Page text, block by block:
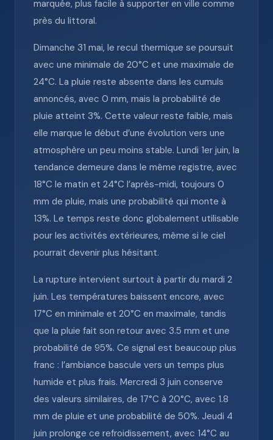
marquée, plus facile à supporter en ville comme
près du littoral.
Dimanche 31 mai, le recul thermique se poursuit
avec une minimale de 20°C et une maximale de
24°C. La pluie reste absente dans les cumuls
annoncés, avec 0 mm, mais la probabilité de
pluie atteint 3%. Cette valeur reste faible, mais
elle marque le début d’une évolution vers une
atmosphère un peu moins stable. Lundi 1er juin, la
tendance demeure dans le même registre, avec
18°C le matin et 24°C l’après-midi, toujours 0
mm de pluie, mais une probabilité qui monte à
13%. Le temps reste donc globalement utilisable
pour les activités extérieures, même si le ciel
pourrait devenir plus hésitant.
La rupture intervient surtout à partir du mardi 2
juin. Les températures baissent encore, avec
17°C en minimale et 20°C en maximale, tandis
que la pluie fait son retour avec 3.5 mm et une
probabilité de 95%. Ce signal est beaucoup plus
franc : l’ambiance bascule vers un temps plus
humide et plus frais. Mercredi 3 juin conserve
des valeurs similaires, de 17°C à 20°C, avec 1.8
mm de pluie et une probabilité de 50%. Jeudi 4
juin prolonge ce refroidissement, avec 14°C au